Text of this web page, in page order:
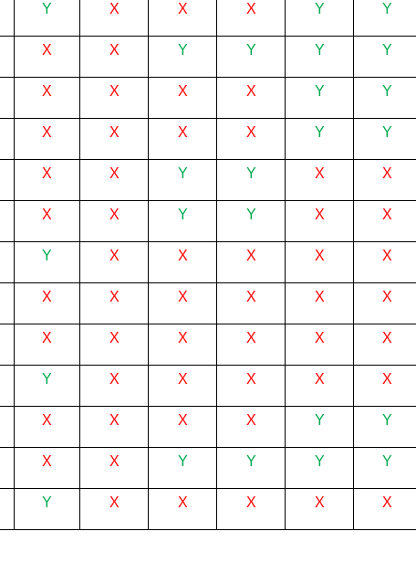
Y X X X Y Y
X X Y Y Y Y
X X X X Y Y
X X X X Y Y
X X Y Y X X
X X Y Y X X
Y X X X X X
X X X X X X
X X X X X X
Y X X X X X
X X X X Y Y
X X Y Y Y Y
Y X X X X X